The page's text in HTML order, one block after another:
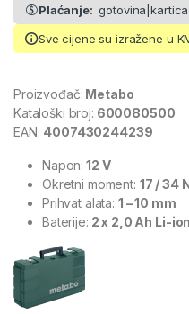
Plaćanje:
Sve cijene su izražene u
Proizvođač: Metabo
Kataloški broj: 600080500
EAN: 4007430244239
Napon: 12 V
Okretni moment: 17 / 34
Prihvat alata: 1 – 10 mm
Baterije: 2 x 2,0 Ah Li-ion